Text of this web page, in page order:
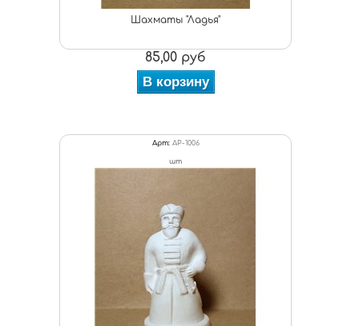
Шахматы "Ладья"
85,00 руб
В корзину
Арт: АР-1006
шт